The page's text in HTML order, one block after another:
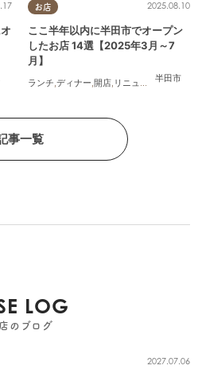
府市 知多市, 東浦町, 常滑市,武豊町
お店
半田市
2025.08.10
ここ半年以内に半田市でオープン
したお店 14選【2025年3月～7
月】
ランチ,ディナー,開店, リニューアル ,まとめ
事一覧
LOG
のブログ
2027.07.06